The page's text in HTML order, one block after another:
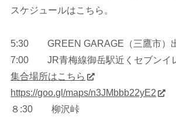
スケジュールはこちら。
5:30 GREEN GARAGE（三鷹市）
7:00 JR青梅線御岳駅近くセブンイ
集合場所はこちら
https://goo.gl/maps/n3JMbbb22yE2
８:30 柳沢峠